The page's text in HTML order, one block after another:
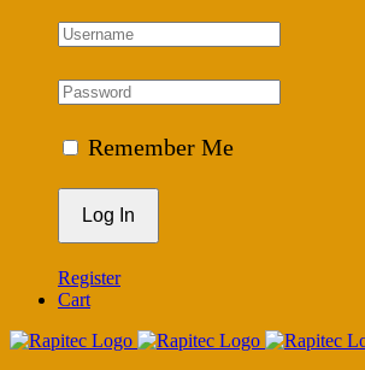
Remember Me
Register
Cart